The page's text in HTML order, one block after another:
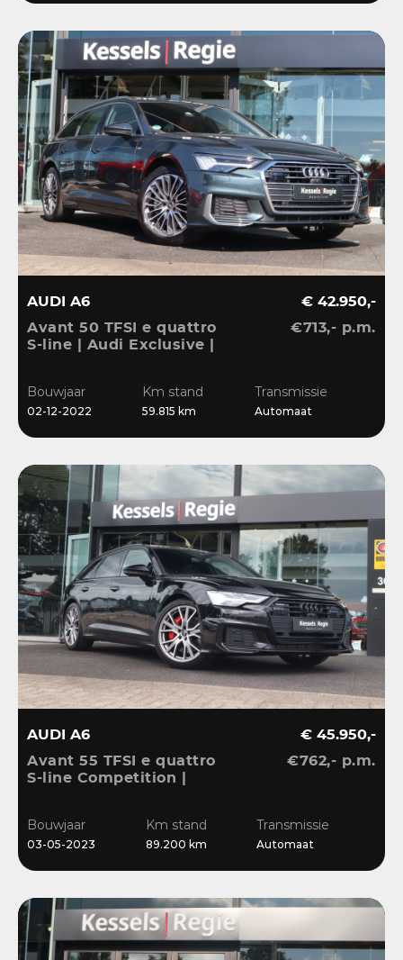
AUDI A6
Avant 50 TFSI e quattro
S-line | Audi Exclusive |
| Blis | CarPlay
€ 42.950,-
€713,- p.m.
Bouwjaar
02-12-2022
Km stand
59.815 km
Transmissie
Automaat
AUDI A6
Avant 55 TFSI e quattro
S-line Competition |
Ambient | Matrix | ACC |
Blis | Keyless
€ 45.950,-
€762,- p.m.
Bouwjaar
03-05-2023
Km stand
89.200 km
Transmissie
Automaat